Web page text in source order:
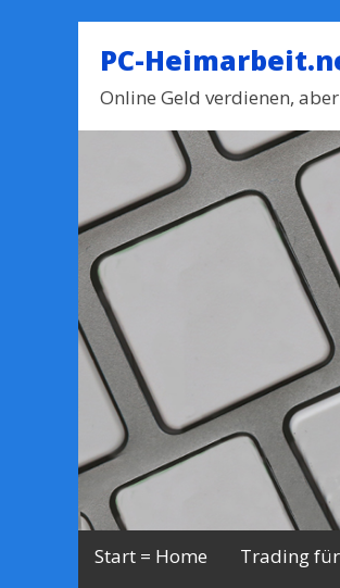
PC-
Online Geld verdienen,
Start = Home Trading